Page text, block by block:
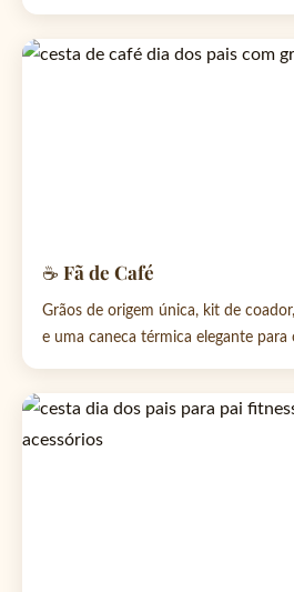
☕ Fã de Café
Grãos de origem única, kit de
e uma caneca térmica elegante para